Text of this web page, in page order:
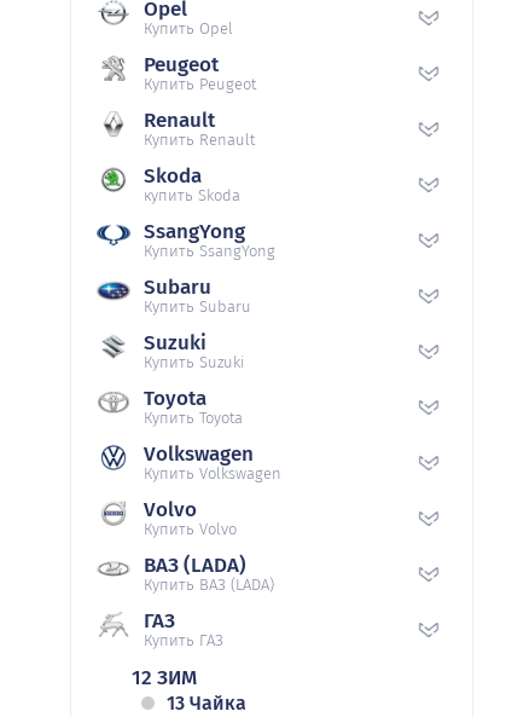
Opel
Купить Opel
Peugeot
Купить Peugeot
Renault
Купить Renault
Skoda
купить Skoda
SsangYong
Купить SsangYong
Subaru
Купить Subaru
Suzuki
Купить Suzuki
Toyota
Купить Toyota
Volkswagen
Купить Volkswagen
Volvo
Купить Volvo
ВАЗ (LADA)
Купить ВАЗ (LADA)
ГАЗ
Купить ГАЗ
12 ЗИМ
13 Чайка